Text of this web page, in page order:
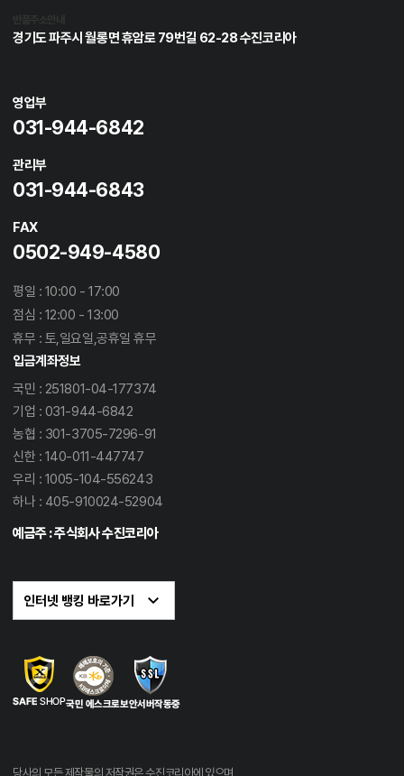
경기도 파주시 월롱면 휴암로 79번길 62-28 수진코리아
당사의 모든 제작물의 저작권은 수진코리아에 있으며,
영업부
031-944-6842
관리부
031-944-6843
FAX
0502-949-4580
평일 : 10:00 - 17:00
점심 : 12:00 - 13:00
휴무 : 토,일요일,공휴일 휴무
입금계좌정보
국민 : 251801-04-177374
기업 : 031-944-6842
농협 : 301-3705-7296-91
신한 : 140-011-447747
우리 : 1005-104-556243
하나 : 405-910024-52904
예금주 : 주식회사 수진코리아